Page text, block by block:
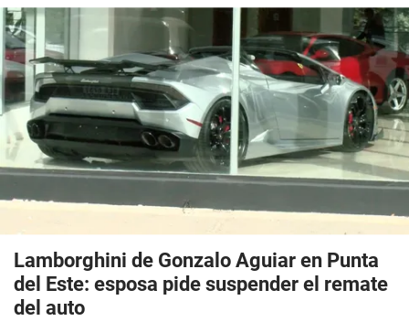
Lamborghini de Gonzalo Aguiar en Punta
del Este: esposa pide suspender el remate
del auto